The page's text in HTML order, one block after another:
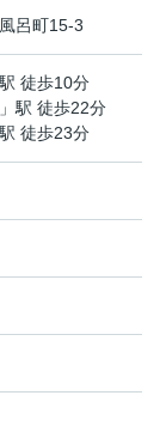
呂町15-3
駅 徒歩10分
」駅 徒歩22分
駅 徒歩23分